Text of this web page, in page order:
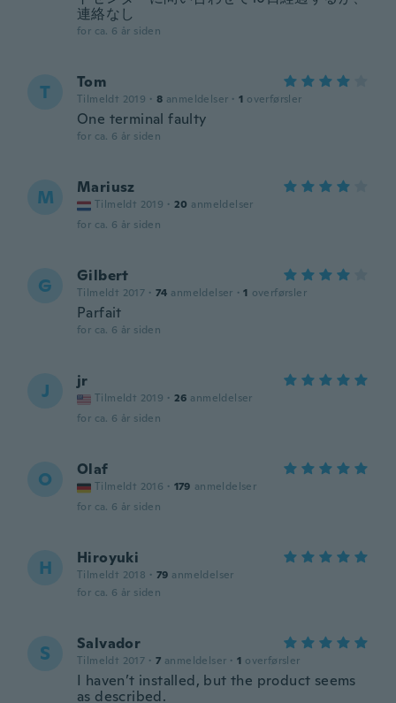
連絡なし
for ca. 6 år siden
T Tom
Tilmeldt 2019 · 8 anmeldelser · 1 overførsler
One terminal faulty
for ca. 6 år siden
M Mariusz
Tilmeldt 2019 · 20 anmeldelser
for ca. 6 år siden
G Gilbert
Tilmeldt 2017 · 74 anmeldelser · 1 overførsler
Parfait
for ca. 6 år siden
J jr
Tilmeldt 2019 · 26 anmeldelser
for ca. 6 år siden
O Olaf
Tilmeldt 2016 · 179 anmeldelser
for ca. 6 år siden
H Hiroyuki
Tilmeldt 2018 · 79 anmeldelser
for ca. 6 år siden
S Salvador
Tilmeldt 2017 · 7 anmeldelser · 1 overførsler
I haven’t installed, but the product seems
as described.